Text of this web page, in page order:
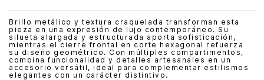
Brillo metálico y textura craquelada transforman esta
pieza en una expresión de lujo contemporáneo. Su
silueta alargada y estructurada aporta sofisticación,
mientras el cierre frontal en corte hexagonal refuerza
su diseño geométrico. Con múltiples compartimentos,
combina funcionalidad y detalles artesanales en un
accesorio versátil, ideal para complementar estilismos
elegantes con un carácter distintivo.